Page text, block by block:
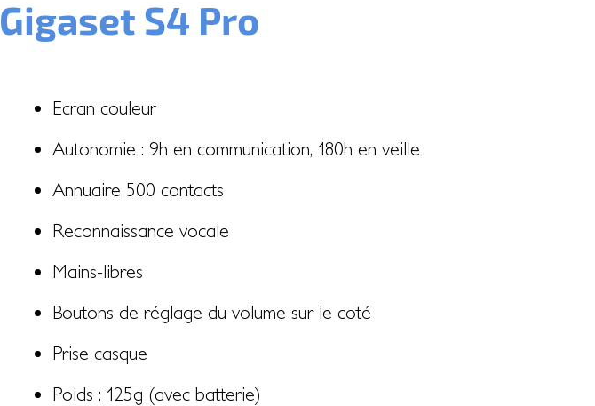
Gigaset S4 Pro
Ecran couleur
Autonomie : 9h en communication, 180h en veille
Annuaire 500 contacts
Reconnaissance vocale
Mains-libres
Boutons de réglage du volume sur le coté
Prise casque
Poids : 125g (avec batterie)